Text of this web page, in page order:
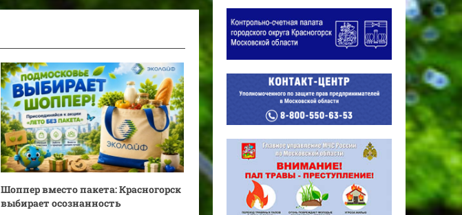
Шоппер вместо пакета: Красногорск
выбирает осознанность